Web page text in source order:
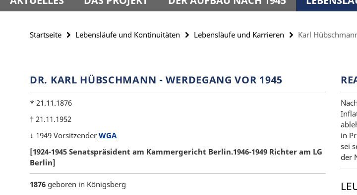
Startseite Lebensläufe und Kontinuitäten Lebensläufe und Karrieren Karl
DR. KARL HÜBSCHMANN - WERDEGANG VOR 1945
* 21.11.1876
† 21.11.1952
↓ 1949 Vorsitzender WGA
[1924-1945 Senatspräsident am Kammergericht Berlin.1946-1949 Richter am LG
Berlin]
1876 geboren in Königsberg
in
sei
der